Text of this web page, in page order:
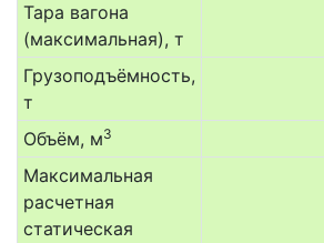
Тара вагона
(максимальная), т
Грузоподъёмность,
т
Объём, м3
Максимальная
расчетная
статическая